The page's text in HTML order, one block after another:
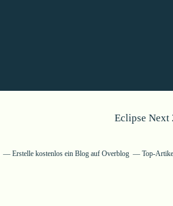
Eclipse Next
Erstelle kostenlos ein Blog auf Overblog Top-